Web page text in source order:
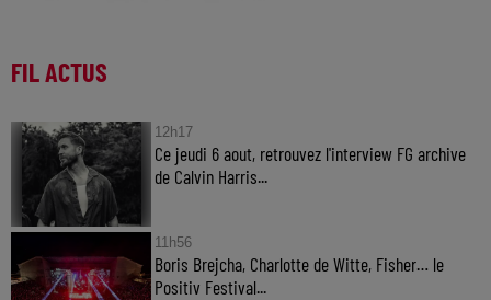
FIL ACTUS
12h17
Ce jeudi 6 aout, retrouvez l'interview FG archive
de Calvin Harris...
11h56
Boris Brejcha, Charlotte de Witte, Fisher… le
Positiv Festival...